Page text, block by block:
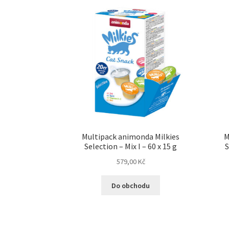
Multipack animonda Milkies
Selection – Mix I – 60 x 15 g
579,00Kč
Do obchodu